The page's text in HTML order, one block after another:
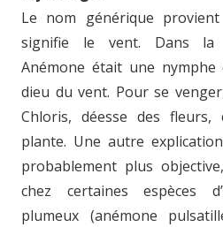
Le nom générique
signifie le vent. Dans la
Anémone était une nymphe
dieu du vent. Pour se
Chloris, déesse des
plante. Une autre
probablement plus
chez certaines espèces
plumeux (anémone